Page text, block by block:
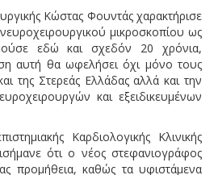
Κώστας Φουντάς χαρακτήρισε
μικροσκοπίου ως
εδώ και σχεδόν 20 χρόνια,
αυτή θα ωφελήσει όχι μόνο τους
της Στερεάς Ελλάδας αλλά και την
και εξειδικευμένων
Καρδιολογικής Κλινικής
ότι ο νέος στεφανιογράφος
προμήθεια, καθώς τα υφιστάμενα